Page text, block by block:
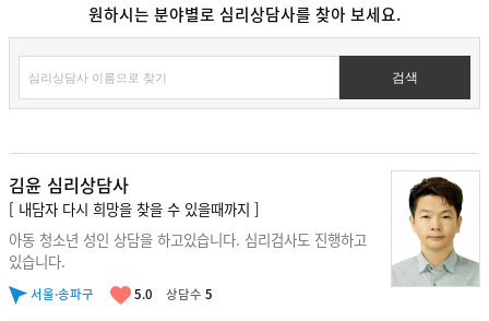
원하시는 분야별로 심리상담사를 찾아 보세요.
검색
김윤 심리상담사
[ 내담자 다시 희망을 찾을 수 있을때까지 ]
아동 청소년 성인 상담을 하고있습니다. 심리검사도 진행하고
있습니다.
서울·송파구 5.0 상담수 5